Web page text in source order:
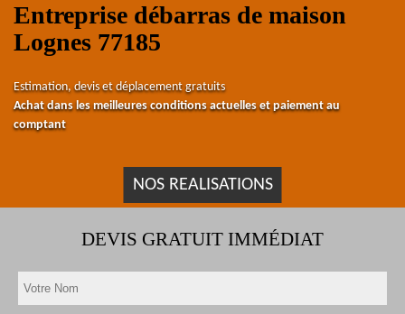
Entreprise débarras de maison
Lognes 77185
Estimation, devis et déplacement gratuits
Achat dans les meilleures conditions actuelles et paiement au
comptant
NOS REALISATIONS
DEVIS GRATUIT IMMÉDIAT